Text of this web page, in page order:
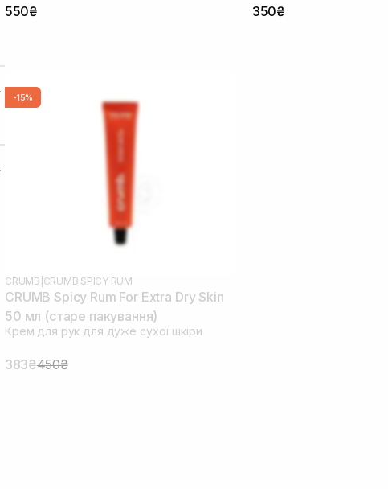
550₴ 350₴
-15%
CRUMB CRUMB SPICY RUM
CRUMB Spicy Rum For Extra Dry Skin
50 мл (старе пакування)
Крем для рук для дуже сухої шкіри
383₴450₴